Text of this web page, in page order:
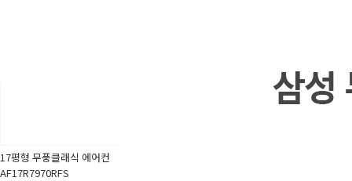
17평형 무풍클래식 에어컨
AF17R7970RFS